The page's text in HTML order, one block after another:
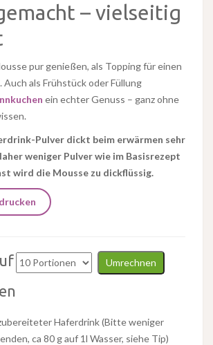
– vielseitig
pur genießen, als Topping für einen
Auch als Frühstück oder Füllung
ein echter Genuss – ganz ohne
Pulver dickt beim erwärmen sehr
weniger Pulver wie im Basisrezept
wird die Mousse zu dickflüssig.
Umrechnen
Haferdrink (Bitte weniger
ca 80 g auf 1l Wasser, siehe Tip)